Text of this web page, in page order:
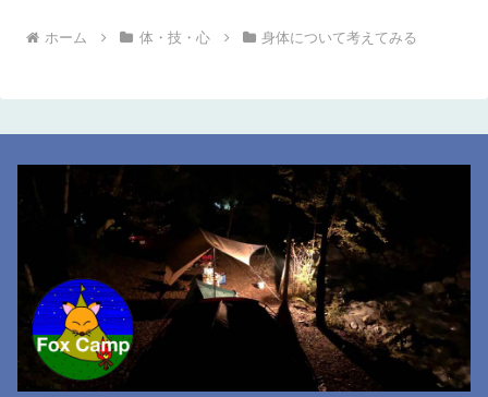
ホーム 体・技・心 身体について考えてみる